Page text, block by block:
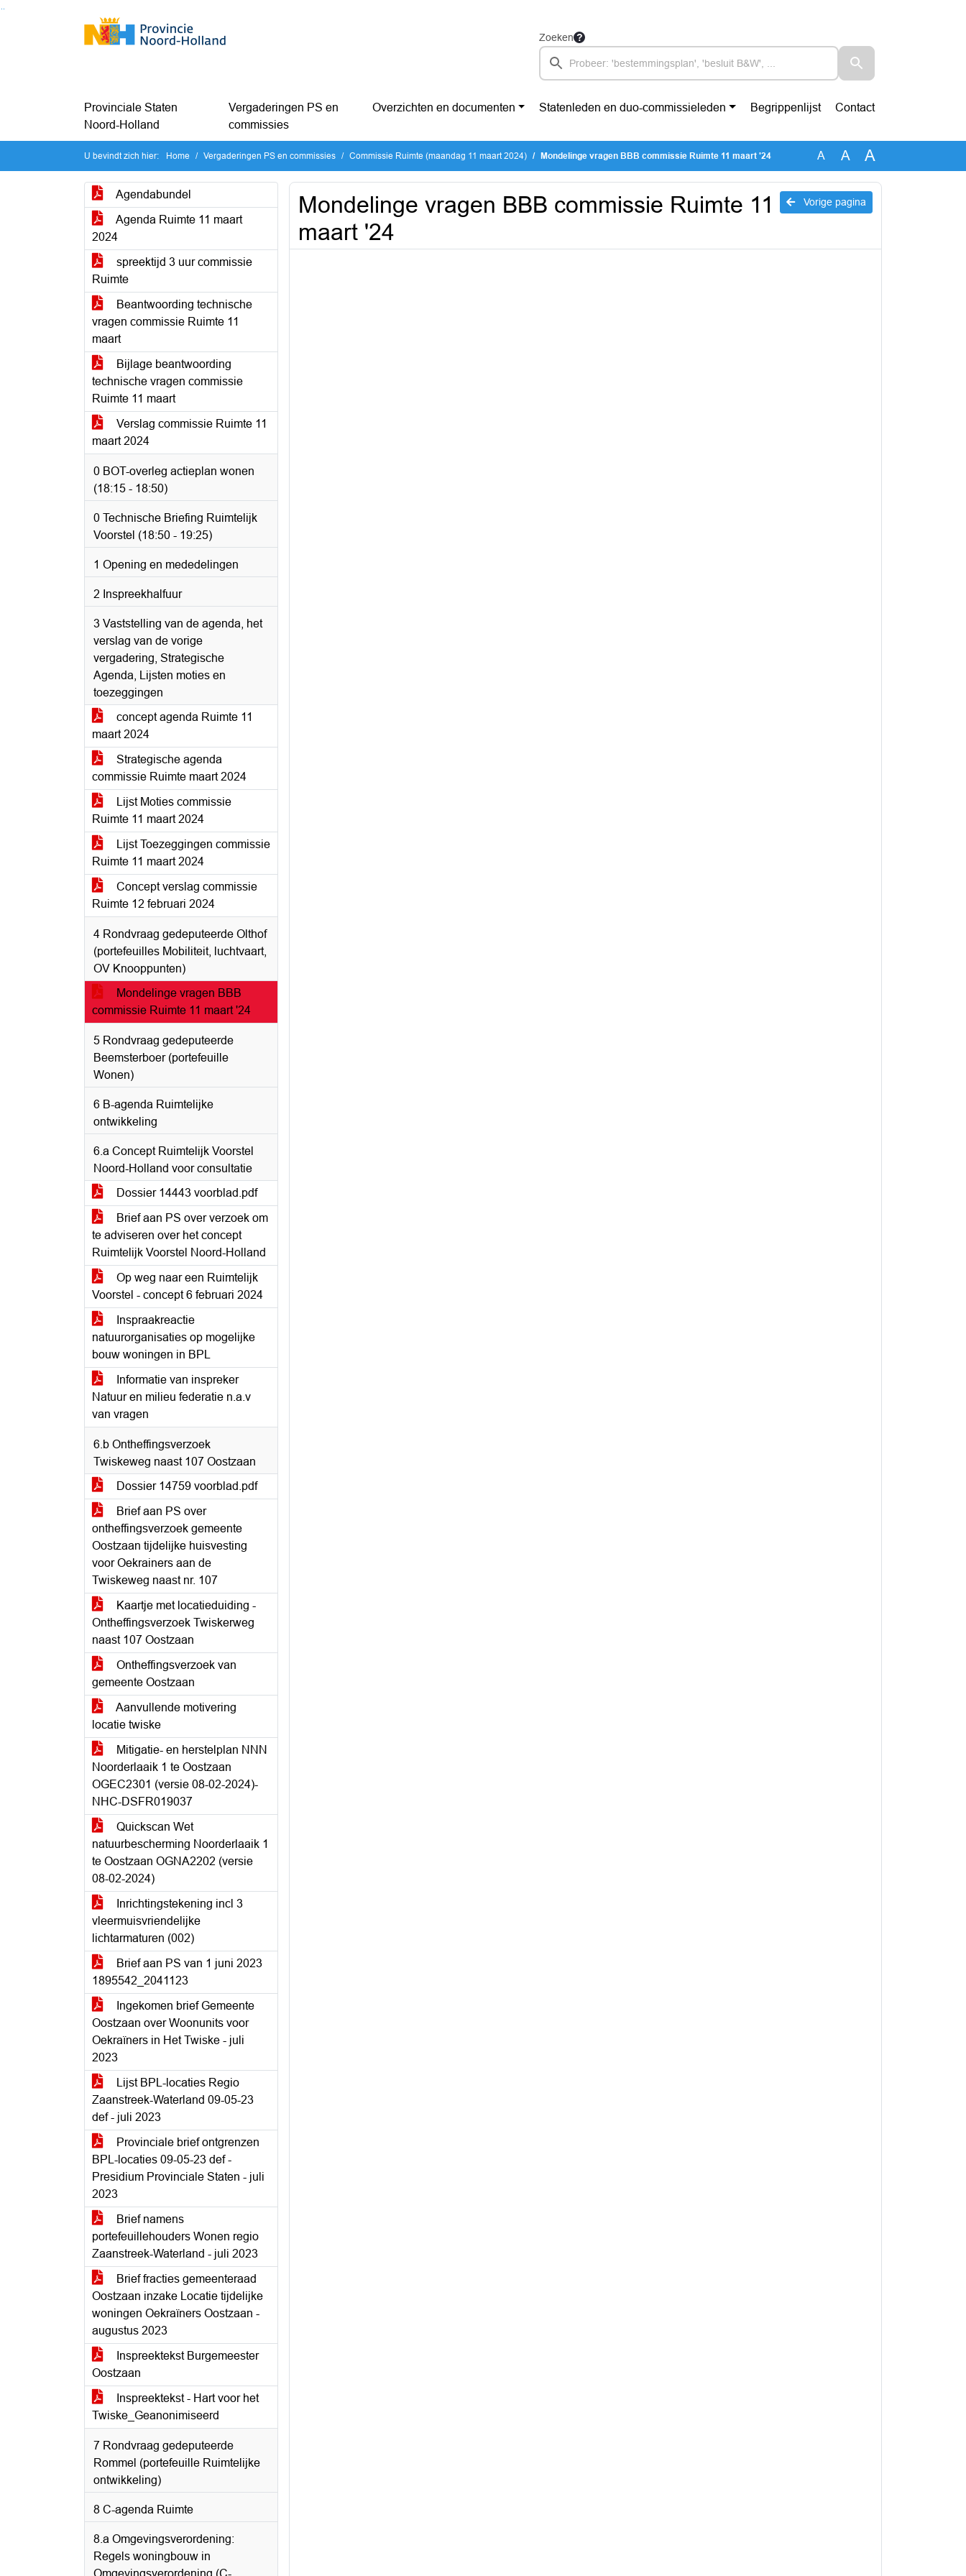
Ga naar de inhoud van deze pagina
Ga naar het zoeken
Zoeken
Provinciale Staten
Noord-Holland
Vergaderingen PS en
commissies
Overzichten en documenten Statenleden en duo-commissieleden Begrippenlijst Contact
U bevindt zich hier: Home Vergaderingen PS en commissies Commissie Ruimte (maandag 11 maart 2024) Mondelinge vragen BBB commissie Ruimte 11 maart '24 A A A
Agendabundel
Agenda Ruimte 11 maart
2024
spreektijd 3 uur commissie
Ruimte
Beantwoording technische
vragen commissie Ruimte 11
maart
Bijlage beantwoording
technische vragen commissie
Ruimte 11 maart
Verslag commissie Ruimte 11
maart 2024
0 BOT-overleg actieplan wonen
(18:15 - 18:50)
0 Technische Briefing Ruimtelijk
Voorstel (18:50 - 19:25)
1 Opening en mededelingen
2 Inspreekhalfuur
3 Vaststelling van de agenda, het
verslag van de vorige
vergadering, Strategische
Agenda, Lijsten moties en
toezeggingen
concept agenda Ruimte 11
maart 2024
Strategische agenda
commissie Ruimte maart 2024
Lijst Moties commissie
Ruimte 11 maart 2024
Lijst Toezeggingen commissie
Ruimte 11 maart 2024
Concept verslag commissie
Ruimte 12 februari 2024
4 Rondvraag gedeputeerde Olthof
(portefeuilles Mobiliteit, luchtvaart,
OV Knooppunten)
Mondelinge vragen BBB
commissie Ruimte 11 maart '24
5 Rondvraag gedeputeerde
Beemsterboer (portefeuille
Wonen)
6 B-agenda Ruimtelijke
ontwikkeling
6.a Concept Ruimtelijk Voorstel
Noord-Holland voor consultatie
Dossier 14443 voorblad.pdf
Brief aan PS over verzoek om
te adviseren over het concept
Ruimtelijk Voorstel Noord-Holland
Op weg naar een Ruimtelijk
Voorstel - concept 6 februari 2024
Inspraakreactie
natuurorganisaties op mogelijke
bouw woningen in BPL
Informatie van inspreker
Natuur en milieu federatie n.a.v
van vragen
6.b Ontheffingsverzoek
Twiskeweg naast 107 Oostzaan
Dossier 14759 voorblad.pdf
Brief aan PS over
ontheffingsverzoek gemeente
Oostzaan tijdelijke huisvesting
voor Oekrainers aan de
Twiskeweg naast nr. 107
Kaartje met locatieduiding -
Ontheffingsverzoek Twiskerweg
naast 107 Oostzaan
Ontheffingsverzoek van
gemeente Oostzaan
Aanvullende motivering
locatie twiske
Mitigatie- en herstelplan NNN
Noorderlaaik 1 te Oostzaan
OGEC2301 (versie 08-02-2024)-
NHC-DSFR019037
Quickscan Wet
natuurbescherming Noorderlaaik 1
te Oostzaan OGNA2202 (versie
08-02-2024)
Inrichtingstekening incl 3
vleermuisvriendelijke
lichtarmaturen (002)
Brief aan PS van 1 juni 2023
1895542_2041123
Ingekomen brief Gemeente
Oostzaan over Woonunits voor
Oekraïners in Het Twiske - juli
2023
Lijst BPL-locaties Regio
Zaanstreek-Waterland 09-05-23
def - juli 2023
Provinciale brief ontgrenzen
BPL-locaties 09-05-23 def -
Presidium Provinciale Staten - juli
2023
Brief namens
portefeuillehouders Wonen regio
Zaanstreek-Waterland - juli 2023
Brief fracties gemeenteraad
Oostzaan inzake Locatie tijdelijke
woningen Oekraïners Oostzaan -
augustus 2023
Inspreektekst Burgemeester
Oostzaan
Inspreektekst - Hart voor het
Twiske_Geanonimiseerd
7 Rondvraag gedeputeerde
Rommel (portefeuille Ruimtelijke
ontwikkeling)
8 C-agenda Ruimte
8.a Omgevingsverordening:
Regels woningbouw in
Omgevingsverordening (C-
Vorige pagina
Mondelinge vragen BBB commissie Ruimte 11
maart '24